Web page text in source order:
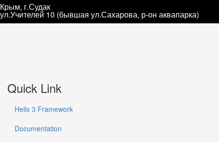
Крым, г.Судак
ул.Учителей 10 (бывшая ул.Сахарова, р-он аквапарка)
Quick Link
Helix 3 Framework
Documentation